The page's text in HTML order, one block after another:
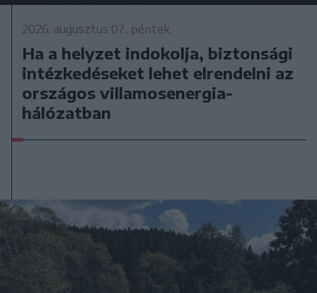
2026. augusztus 07., péntek
Ha a helyzet indokolja, biztonsági
intézkedéseket lehet elrendelni az
országos villamosenergia-
hálózatban